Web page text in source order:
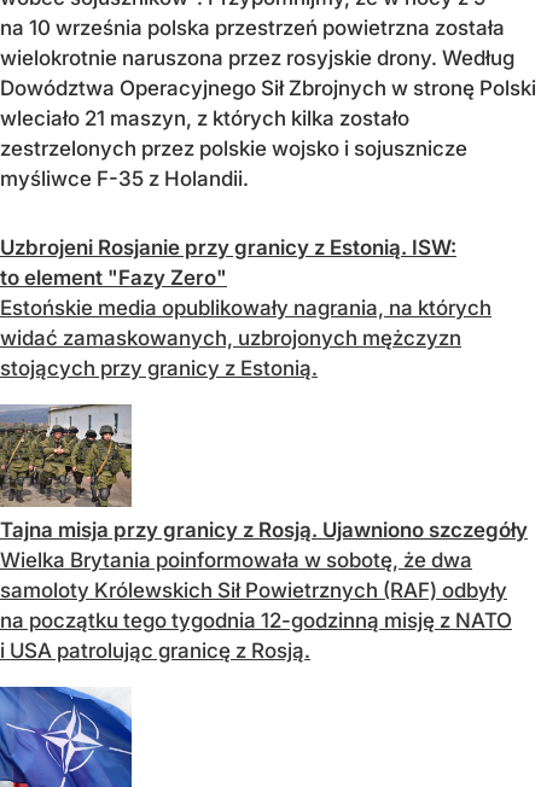
na 10 września polska przestrzeń powietrzna została
wielokrotnie naruszona przez rosyjskie drony. Według
Dowództwa Operacyjnego Sił Zbrojnych w stronę Polski
wleciało 21 maszyn, z których kilka zostało
zestrzelonych przez polskie wojsko i sojusznicze
myśliwce F-35 z Holandii.
Uzbrojeni Rosjanie przy granicy z Estonią. ISW:
to element "Fazy Zero"
Estońskie media opublikowały nagrania, na których
widać zamaskowanych, uzbrojonych mężczyzn
stojących przy granicy z Estonią.
Tajna misja przy granicy z Rosją. Ujawniono szczegóły
Wielka Brytania poinformowała w sobotę, że dwa
samoloty Królewskich Sił Powietrznych (RAF) odbyły
na początku tego tygodnia 12-godzinną misję z NATO
i USA patrolując granicę z Rosją.